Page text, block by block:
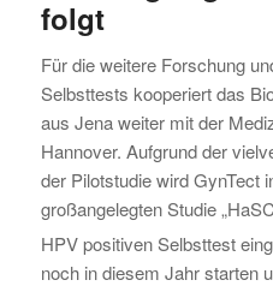
folgt
Für die weitere Forschung
Selbsttests kooperiert das
aus Jena weiter mit der
Hannover. Aufgrund der
der Pilotstudie wird GynTect
großangelegten Studie
HPV positiven Selbsttest
noch in diesem Jahr starten